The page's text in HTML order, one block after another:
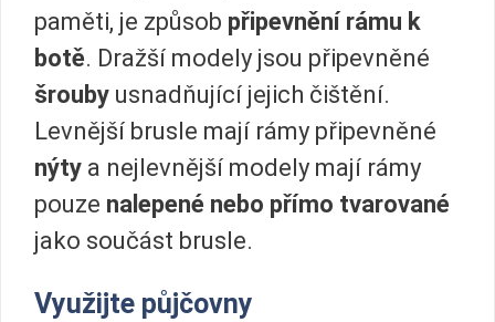
paměti, je způsob připevnění rámu k
botě. Dražší modely jsou připevněné
šrouby usnadňující jejich čištění.
Levnější brusle mají rámy připevněné
nýty a nejlevnější modely mají rámy
pouze nalepené nebo přímo tvarované
jako součást brusle.
Využijte půjčovny